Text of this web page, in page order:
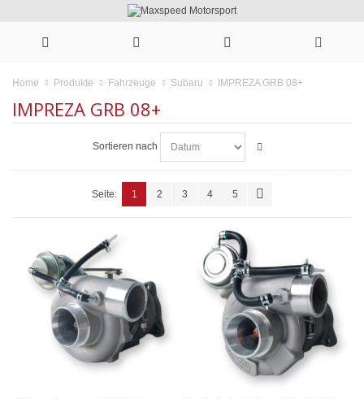
Home Produkte Fahrzeuge Subaru IMPREZA GRB 08+
IMPREZA GRB 08+
Sortieren nach
Seite: 1 2 3 4 5